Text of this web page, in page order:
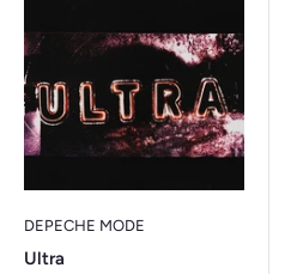
DEPECHE MODE
Ultra